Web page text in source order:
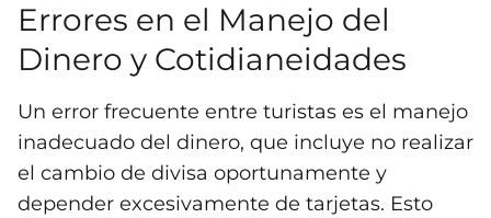
Errores en el Manejo del
Dinero y Cotidianeidades
Un error frecuente entre turistas es el manejo
inadecuado del dinero, que incluye no realizar
el cambio de divisa oportunamente y
depender excesivamente de tarjetas. Esto